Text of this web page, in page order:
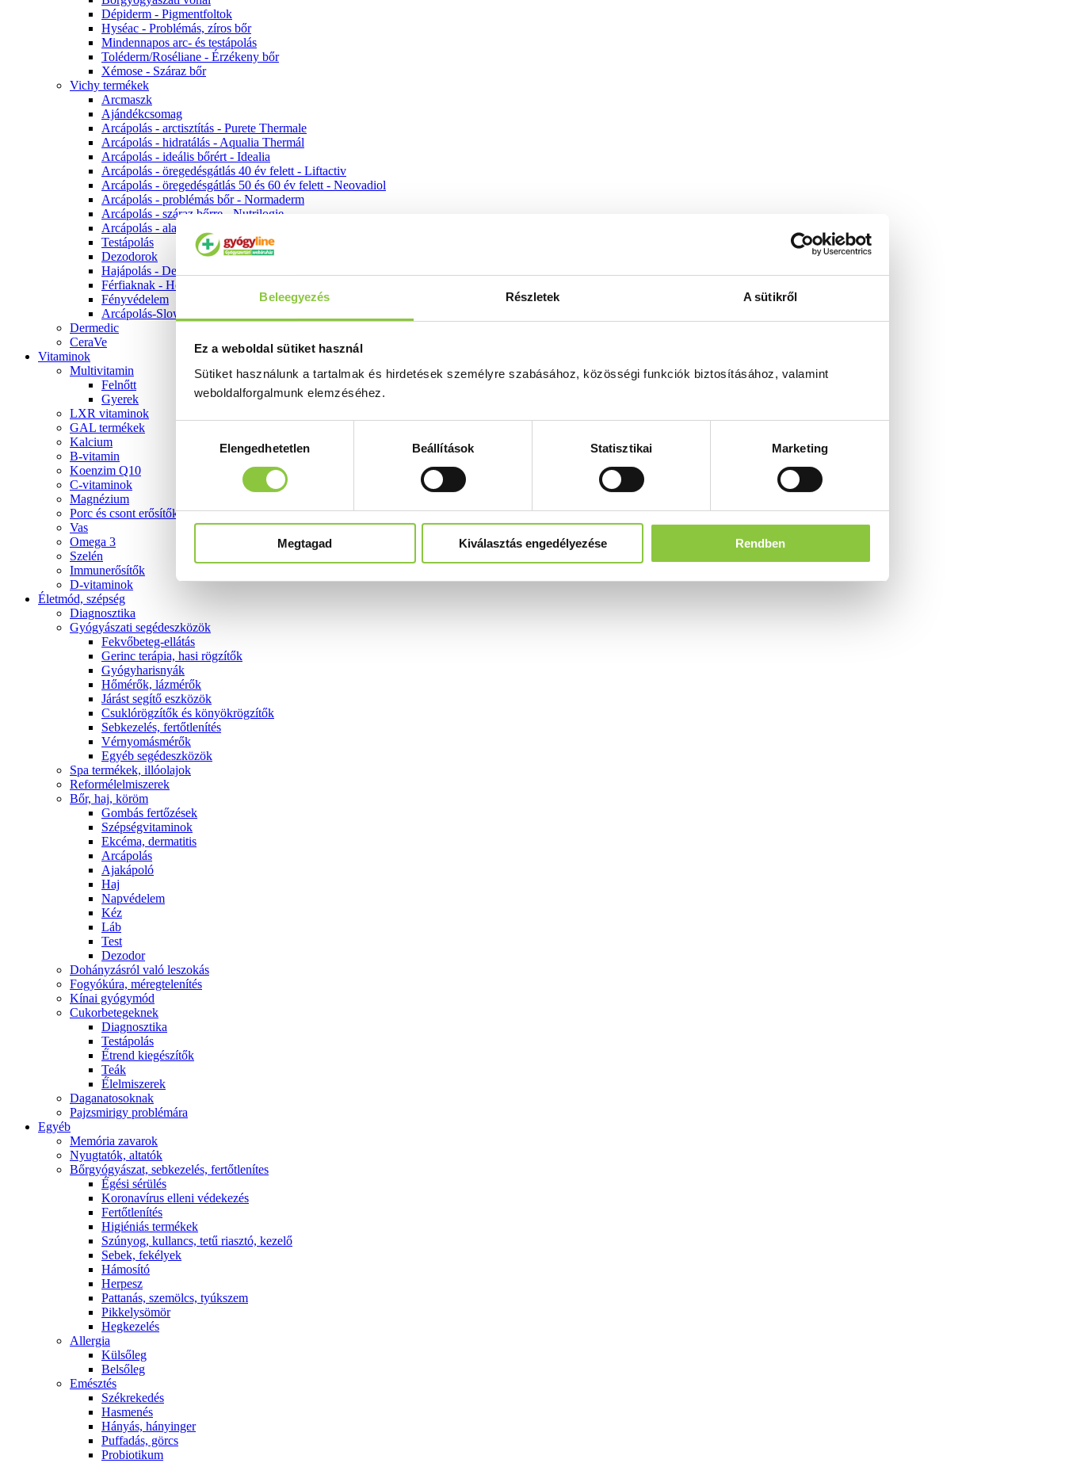
Beleegyezés Részletek A sütikről
Ez a weboldal sütiket használ
Sütiket használunk a tartalmak és hirdetések személyre szabásához, közösségi funkciók biztosításához, valamint
weboldalforgalmunk elemzéséhez.
kiválasztásaElengedhetetlen Beállítások Statisztikai Marketing
Megtagad Kiválasztás engedélyezése Rendben
Dépiderm - Pigmentfoltok
Hyséac - Problémás, zíros bőr
Mindennapos arc- és testápolás
Toléderm/Roséliane - Érzékeny bőr
Xémose - Száraz bőr
Vichy termékek
Arcmaszk
Ajándékcsomag
Arcápolás - arctisztítás - Purete Thermale
Arcápolás - hidratálás - Aqualia Thermál
Arcápolás - ideális bőrért - Idealia
Arcápolás - öregedésgátlás 40 év felett - Liftactiv
Arcápolás - öregedésgátlás 50 és 60 év felett - Neovadiol
Arcápolás - problémás bőr - Normaderm
Arcápolás - száraz bőrre - Nutrilogie
Arcápolás - alapozók
Testápolás
Dezodorok
Hajápolás - Dercos
Férfiaknak - Homme
Fényvédelem
Arcápolás-Slow Age
Dermedic
CeraVe
Vitaminok
Multivitamin
Felnőtt
Gyerek
LXR vitaminok
GAL termékek
Kalcium
B-vitamin
Koenzim Q10
C-vitaminok
Magnézium
Porc és csont erősítők
Vas
Omega 3
Szelén
Immunerősítők
D-vitaminok
Életmód, szépség
Diagnosztika
Gyógyászati segédeszközök
Fekvőbeteg-ellátás
Gerinc terápia, hasi rögzítők
Gyógyharisnyák
Hőmérők, lázmérők
Járást segítő eszközök
Csuklórögzítők és könyökrögzítők
Sebkezelés, fertőtlenítés
Vérnyomásmérők
Egyéb segédeszközök
Spa termékek, illóolajok
Reformélelmiszerek
Bőr, haj, köröm
Gombás fertőzések
Szépségvitaminok
Ekcéma, dermatitis
Arcápolás
Ajakápoló
Haj
Napvédelem
Kéz
Láb
Test
Dezodor
Dohányzásról való leszokás
Fogyókúra, méregtelenítés
Kínai gyógymód
Cukorbetegeknek
Diagnosztika
Testápolás
É́trend kiegészítők
Teák
É́lelmiszerek
Daganatosoknak
Pajzsmirigy problémára
Egyéb
Memória zavarok
Nyugtatók, altatók
Bőrgyógyászat, sebkezelés, fertőtlenítes
É́gési sérülés
Koronavírus elleni védekezés
Fertőtlenítés
Higiéniás termékek
Szúnyog, kullancs, tetű riasztó, kezelő
Sebek, fekélyek
Hámosító
Herpesz
Pattanás, szemölcs, tyúkszem
Pikkelysömör
Hegkezelés
Allergia
Külsőleg
Belsőleg
Emésztés
Székrekedés
Hasmenés
Hányás, hányinger
Puffadás, görcs
Probiotikum